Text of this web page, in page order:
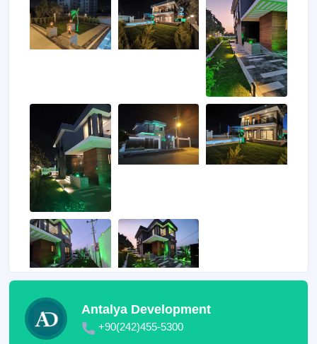
Antalya Development
+90(242)455-5300